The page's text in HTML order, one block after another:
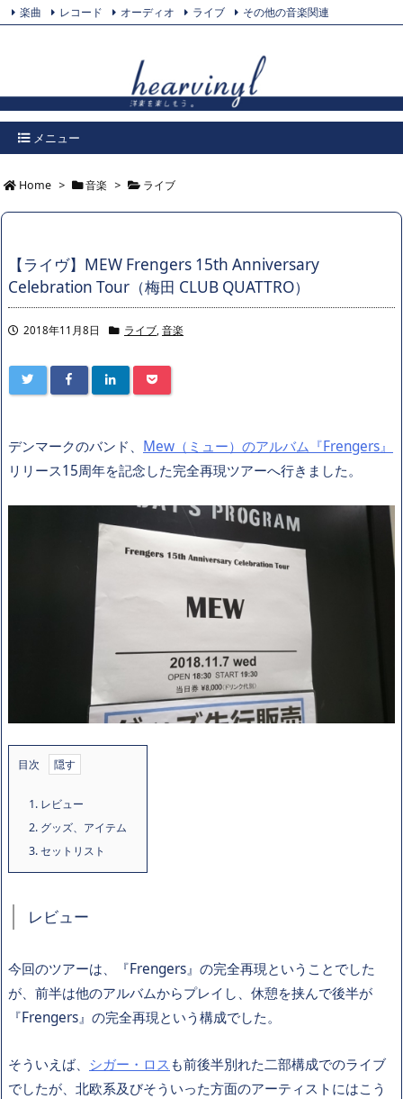
メニュー
楽曲 レコード オーディオ ライブ
その他の音楽関連
Home > 音楽 > ライブ
【ライヴ】MEW Frengers 15th Anniversary
Celebration Tour（梅田 CLUB QUATTRO）
2018年11月8日 ライブ, 音楽
デンマークのバンド、 Mew（ミュー）のアルバム『Frengers』
リリース15周年を記念した完全再現ツアーへ行きました。
目次
1. レビュー
2. グッズ、アイテム
3.セットリスト
レビュー
今回のツアーは、『Frengers』の完全再現ということでした
が、前半は他のアルバムからプレイし、休憩を挟んで後半が
『Frengers』の完全再現という構成でした。
そういえば、 シガー・ロスも前後半別れた二部構成でのライブ
でしたが、北欧系及びそういった方面のアーティストにはこう